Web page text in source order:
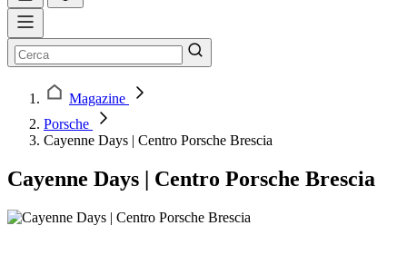
Magazine
Porsche
Cayenne Days | Centro Porsche Brescia
Cayenne Days | Centro Porsche Brescia